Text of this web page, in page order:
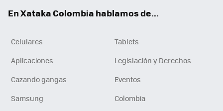
En Xataka Colombia hablamos de...
Celulares
Tablets
Aplicaciones
Legislación y Derechos
Cazando gangas
Eventos
Samsung
Colombia